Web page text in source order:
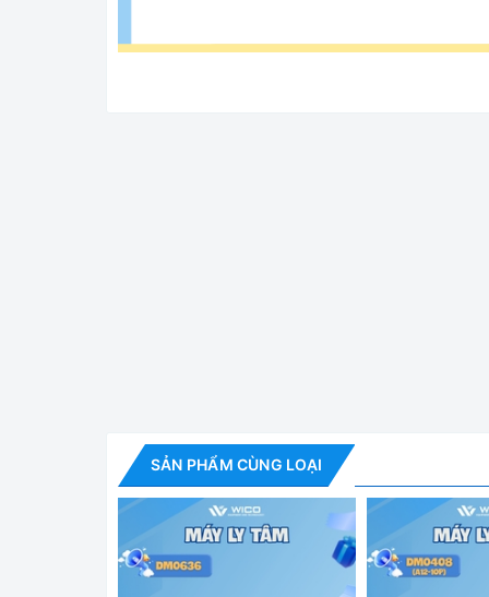
- Hệ thống tự động nhận biết rotor với chức
- Tự phát hiện chế độ không cân bằng và tự
- Một lượng lớn các loại rotor và phụ kiện
- Báo bằng âm thanh khi kết thúc quá trình ly
SẢN PHẨM CÙNG LOẠI